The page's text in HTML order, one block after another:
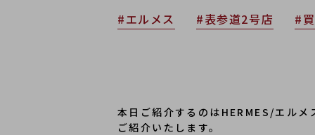
#エルメス #表参道2号店 #
本日ご紹介するのはHERMES/エル
ご紹介いたします。